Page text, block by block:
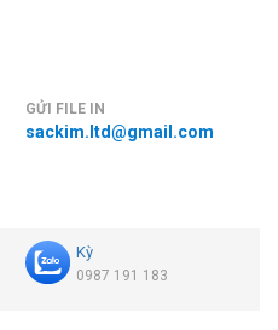
GỬI FILE IN
sackim.ltd@gmail.com
Kỳ
0987 191 183